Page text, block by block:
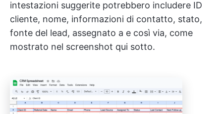
intestazioni suggerite potrebbero includere ID
cliente, nome, informazioni di contatto, stato,
fonte del lead, assegnato a e così via, come
mostrato nel screenshot qui sotto.